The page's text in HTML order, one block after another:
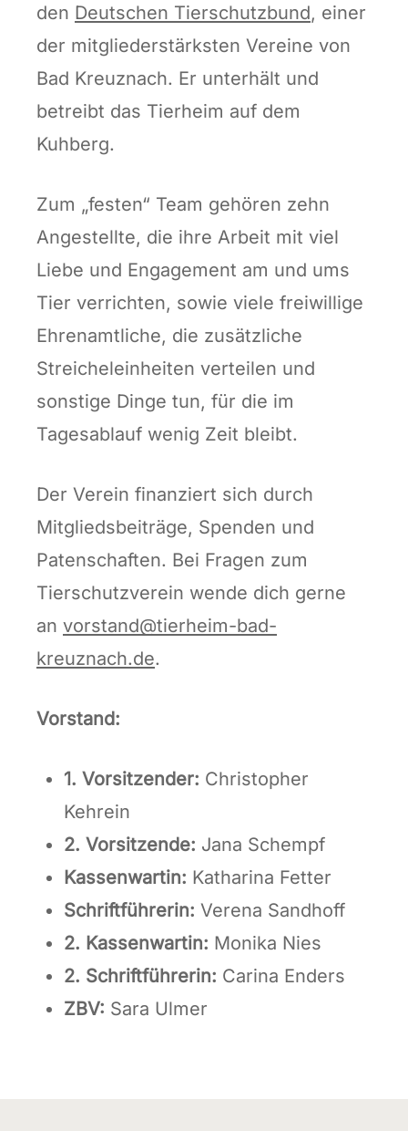
den Deutschen Tierschutzbund, einer
der mitgliederstärksten Vereine von
Bad Kreuznach. Er unterhält und
betreibt das Tierheim auf dem
Kuhberg.
Zum „festen“ Team gehören zehn
Angestellte, die ihre Arbeit mit viel
Liebe und Engagement am und ums
Tier verrichten, sowie viele freiwillige
Ehrenamtliche, die zusätzliche
Streicheleinheiten verteilen und
sonstige Dinge tun, für die im
Tagesablauf wenig Zeit bleibt.
Der Verein finanziert sich durch
Mitgliedsbeiträge, Spenden und
Patenschaften. Bei Fragen zum
Tierschutzverein wende dich gerne
anvorstand@tierheim-bad-
kreuznach.de.
Vorstand:
1. Vorsitzender: Christopher
Kehrein
2. Vorsitzende: Jana Schempf
Kassenwartin: Katharina Fetter
Schriftführerin: Verena Sandhoff
2. Kassenwartin: Monika Nies
2. Schriftführerin: Carina Enders
ZBV: Sara Ulmer